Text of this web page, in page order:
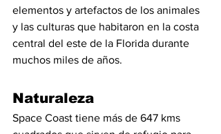
elementos y artefactos de los animales
y las culturas que habitaron en la costa
central del este de la Florida durante
muchos miles de años.
Naturaleza
Space Coast tiene más de 647 kms